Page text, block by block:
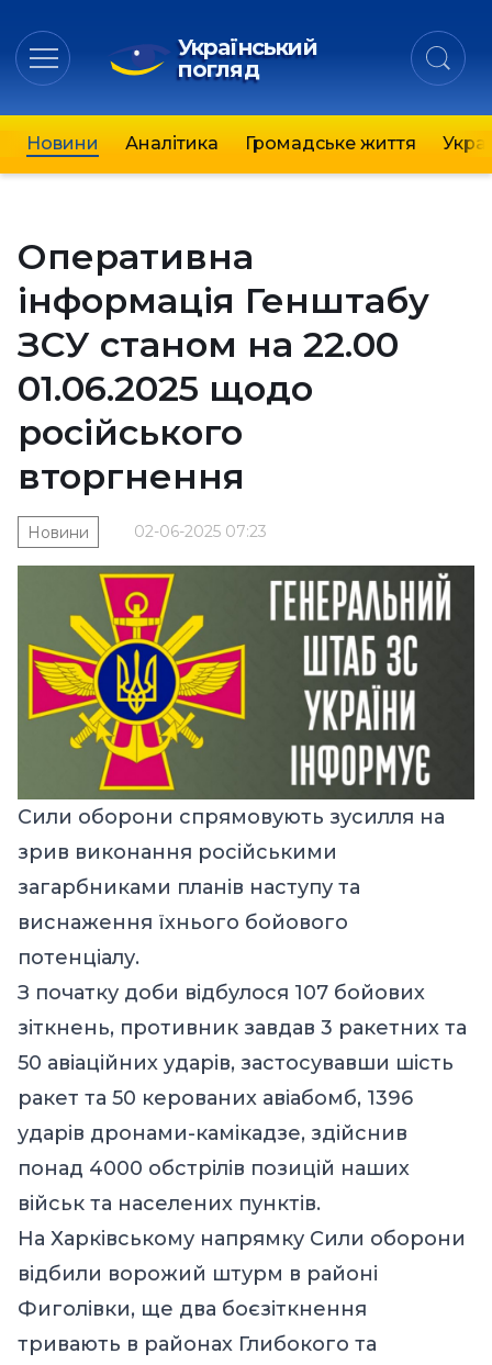
Український
погляд
Новини Аналітика Громадське життя
Оперативна
інформація Генштабу
ЗСУ станом на 22.00
01.06.2025 щодо
російського
вторгнення
02-06-2025 07:23
Новини
Сили оборони спрямовують зусилля на
зрив виконання російськими
загарбниками планів наступу та
виснаження їхнього бойового
потенціалу.
З початку доби відбулося 107 бойових
зіткнень, противник завдав 3 ракетних та
50 авіаційних ударів, застосувавши шість
ракет та 50 керованих авіабомб, 1396
ударів дронами-камікадзе, здійснив
понад 4000 обстрілів позицій наших
військ та населених пунктів.
На Харківському напрямку Сили оборони
відбили ворожий штурм в районі
Фиголівки, ще два боєзіткнення
тривають в районах Глибокого та